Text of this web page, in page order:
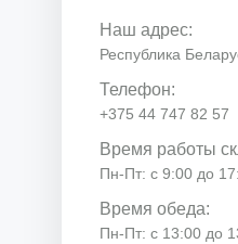
Наш адрес:
Республика
Телефон:
+375 44 747 82 57
Время работы
Пн-Пт: с 9:00 до
Время обеда:
Пн-Пт: с 13:00 до